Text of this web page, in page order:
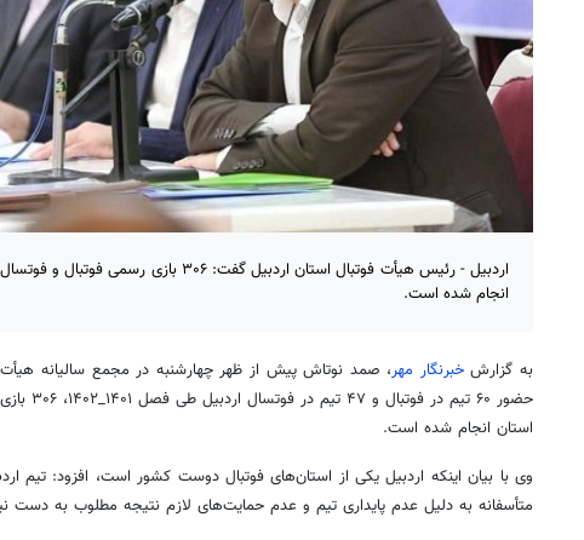
انجام شده است.
به گزارشخبرنگار مهر، صمد نوتاش پیش از ظهر چهارشنبه در مجمع سالیانه هیأت
حضور ۶۰
استان انجام شده است.
وی با بیان اینکه اردبیل یکی از استان‌های فوتبال دوست کشور است، افزود: تیم
متأسفانه به دلیل عدم پایداری تیم و عدم حمایت‌های لازم نتیجه مطلوب به دست